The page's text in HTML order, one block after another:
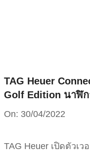
TAG Heuer
Golf Edition นาฬิ
On: 30/04/2022
TAG Heuer เปิดตัวเ